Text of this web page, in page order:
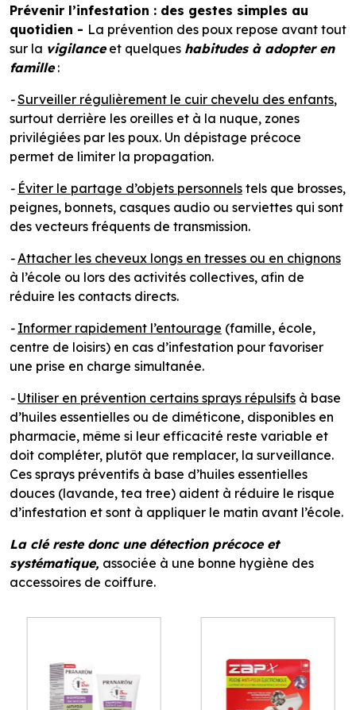
Prévenir l’infestation : des gestes simples au
quotidien - La prévention des poux repose avant tout
sur la vigilanceet quelques habitudes à adopter en
famille:
-Surveiller régulièrement le cuir chevelu des enfants,
surtout derrière les oreilles et à la nuque, zones
privilégiées par les poux. Un dépistage précoce
permet de limiter la propagation.
- Éviter le partage d’objets personnels tels que brosses,
peignes, bonnets, casques audio ou serviettes qui sont
des vecteurs fréquents de transmission.
- Attacher les cheveux longs en tresses ou en chignons
à l’école ou lors des activités collectives, afin de
réduire les contacts directs.
- Informer rapidement l’entourage (famille, école,
centre de loisirs) en cas d’infestation pour favoriser
une prise en charge simultanée.
- Utiliser en prévention certains sprays répulsifs à base
d’huiles essentielles ou de diméticone, disponibles en
pharmacie, même si leur efficacité reste variable et
doit compléter, plutôt que remplacer, la surveillance.
Ces sprays préventifs à base d’huiles essentielles
douces (lavande, tea tree) aident à réduire le risque
d’infestation et sont à appliquer le matin avant l’école.
La clé reste donc une détection précoce et
systématique, associée à une bonne hygiène des
accessoires de coiffure.